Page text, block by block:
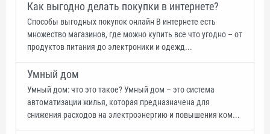
Как выгодно делать покупки в интернете?
Способы выгодных покупок онлайн В интернете есть
множество магазинов, где можно купить все что угодно – от
продуктов питания до электроники и одежд...
Умный дом
Умный дом: что это такое? Умный дом – это система
автоматизации жилья, которая предназначена для
снижения расходов на электроэнергию и повышения ком...